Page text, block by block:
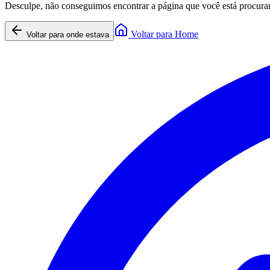
Desculpe, não conseguimos encontrar a página que você está
Voltar para onde estava Voltar para Home